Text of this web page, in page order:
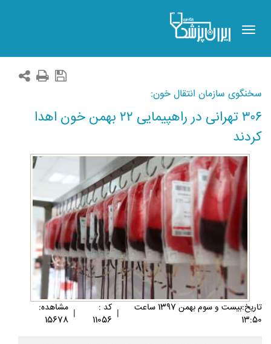
Toggle
navigation
سخنگوی سازمان انتقال خون:
۳۰۶ تهرانی در راهپیمایی ۲۲ بهمن خون اهدا
کردند
تاريخ:بيست و سوم بهمن 1397 ساعت
13:50
| کد :
11056
| مشاهده:
15678